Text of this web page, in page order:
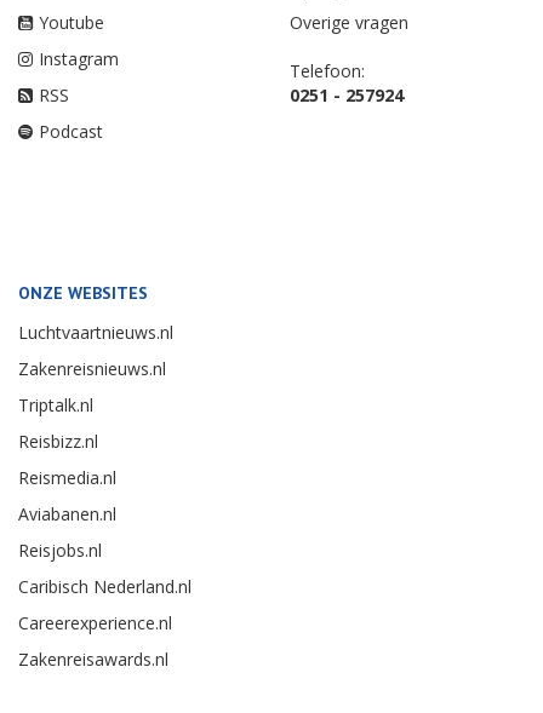
Youtube
Instagram
RSS
Podcast
Overige vragen
Telefoon:
0251 - 257924
ONZE WEBSITES
Luchtvaartnieuws.nl
Zakenreisnieuws.nl
Triptalk.nl
Reisbizz.nl
Reismedia.nl
Aviabanen.nl
Reisjobs.nl
Caribisch Nederland.nl
Careerexperience.nl
Zakenreisawards.nl